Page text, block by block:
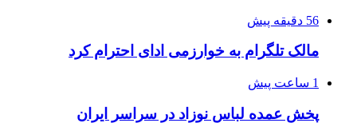
56 دقیقه پیش
مالک تلگرام به خوارزمی ادای احترام کرد
1 ساعت پیش
پخش عمده لباس نوزاد در سراسر ایران